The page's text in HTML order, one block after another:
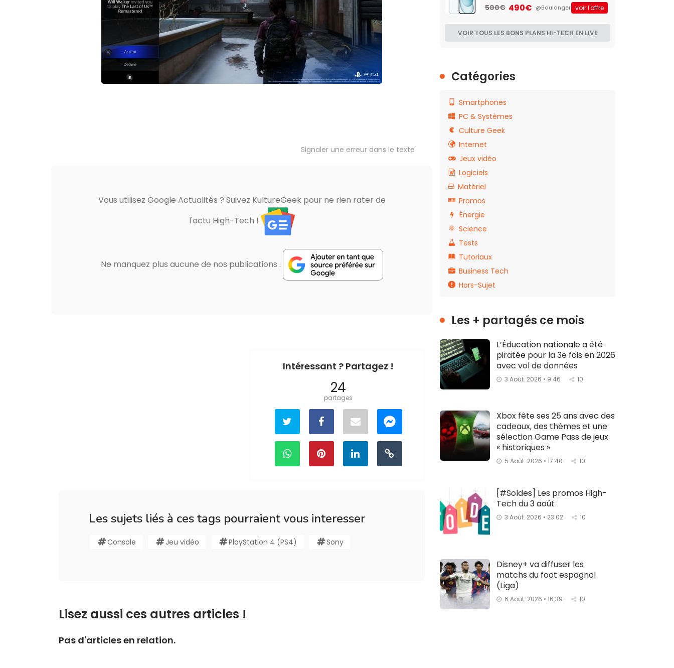
Signaler une erreur dans le texte
Vous utilisez Google Actualités ? Suivez KultureGeek pour ne rien rater de
l'actu High-Tech !
Ne manquez plus aucune de nos publications :
Intéressant ? Partagez !
24
partages
Les sujets liés à ces tags pourraient vous interesser
Console Jeu vidéo PlayStation 4 (PS4) Sony
Lisez aussi ces autres articles !
Pas d'articles en relation.
500€ 490€ @Boulanger voir l'offre
VOIR TOUS LES BONS PLANS HI-TECH EN LIVE
Catégories
Smartphones
PC & Systèmes
Culture Geek
Internet
Jeux vidéo
Logiciels
Matériel
Promos
Énergie
Science
Tests
Tutoriaux
Business Tech
Hors-Sujet
Les + partagés ce mois
L’Éducation nationale a été
piratée pour la 3e fois en 2026
avec vol de données
3 Août. 2026 • 9:46 10
Xbox fête ses 25 ans avec des
cadeaux, des thèmes et une
sélection Game Pass de jeux
« historiques »
5 Août. 2026 • 17:40 10
[#Soldes] Les promos High-
Tech du 3 août
3 Août. 2026 • 23:02 10
Disney+ va diffuser les
matchs du foot espagnol
(Liga)
6 Août. 2026 • 16:39 10